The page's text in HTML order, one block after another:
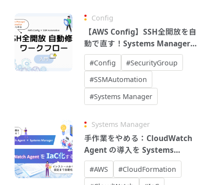
Config
【AWS Config】SSH全開放を自
動で直す！Systems Manager
Automationではじめる自動修復
ワークフロー入門
#Config
#SecurityGroup
#SSMAutomation
#Systems Manager
Systems Manager
手作業をやめる：CloudWatch
Agent の導入を Systems
Manager で IaC 化
#AWS
#CloudFormation